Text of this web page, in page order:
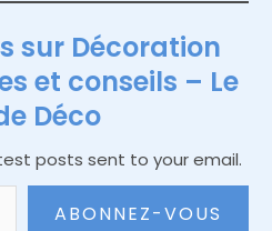
sur Décoration
et conseils – Le
Déco
posts sent to your email.
ABONNEZ-VOUS